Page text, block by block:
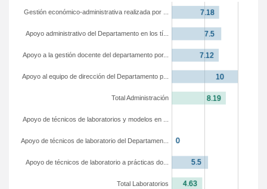
Total Laboratorios
Apoyo de técnicos de laboratorio a prácticas do...
Apoyo de técnicos de laboratorio del Departamen...
Apoyo de técnicos de laboratorios y modelos en ...
Total Administración
Apoyo al equipo de dirección del Departamento p...
Apoyo a la gestión docente del departamento por...
Apoyo administrativo del Departamento en los tí...
Gestión económico-administrativa realizada por ...